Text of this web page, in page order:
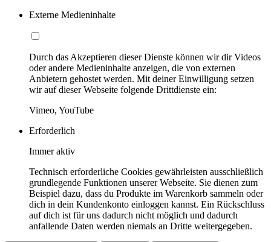
Externe Medieninhalte
Durch das Akzeptieren dieser Dienste können wir dir Videos
oder andere Medieninhalte anzeigen, die von externen
Anbietern gehostet werden. Mit deiner Einwilligung setzen
wir auf dieser Webseite folgende Drittdienste ein:
Vimeo, YouTube
Erforderlich
Immer aktiv
Technisch erforderliche Cookies gewährleisten ausschließlich
grundlegende Funktionen unserer Webseite. Sie dienen zum
Beispiel dazu, dass du Produkte im Warenkorb sammeln oder
dich in dein Kundenkonto einloggen kannst. Ein Rückschluss
auf dich ist für uns dadurch nicht möglich und dadurch
anfallende Daten werden niemals an Dritte weitergegeben.